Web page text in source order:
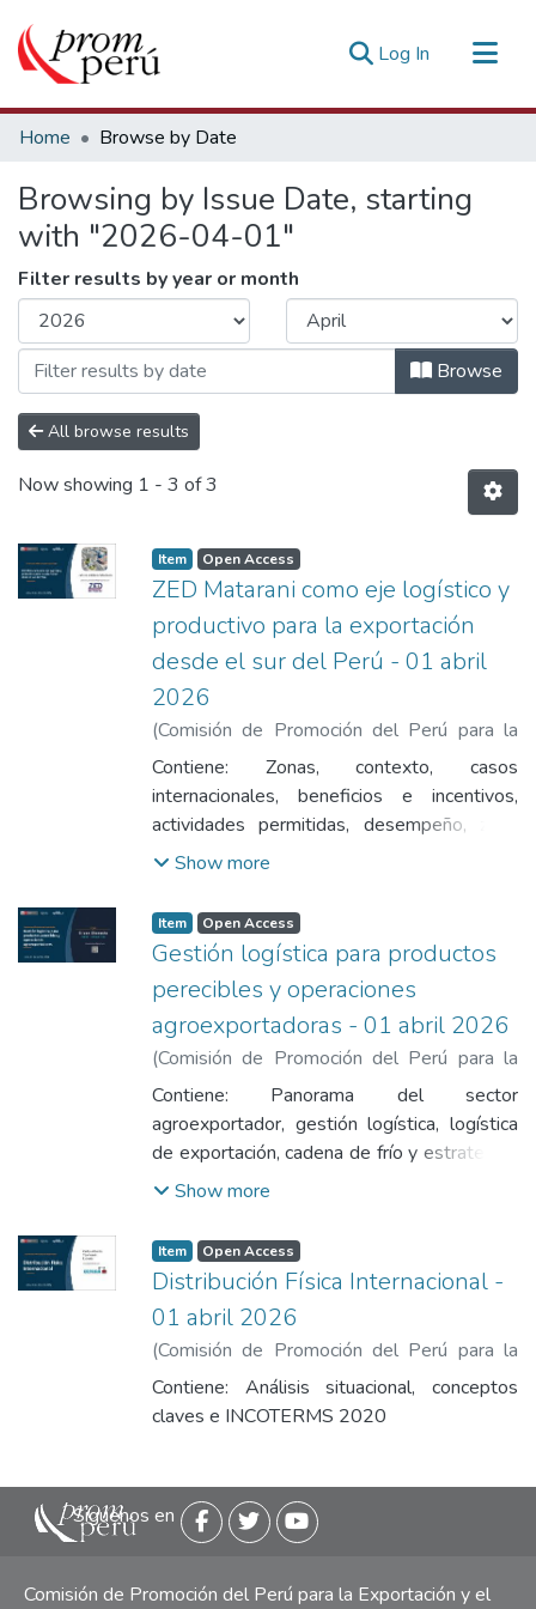
Log In (current)
Communities & Collections
Estadísticas Externas
Home Browse by Date
Browsing by Issue Date, starting
with "2026-04-01"
Filter results by year or month
Browse
All browse results
Now showing 1 - 3 of 3
Item Open Access
ZED Matarani como eje logístico y
productivo para la exportación
desde el sur del Perú - 01 abril
2026
(Comisión de Promoción del Perú para la
Exportación y el Turismo,2026-04-01)
Valdivia Machuca, Julissa
Contiene: Zonas, contexto, casos
internacionales, beneficios e incentivos,
actividades permitidas, desempeño, zona
especial, conectividad portuaria y
Show more
Item Open Access
Gestión logística para productos
perecibles y operaciones
agroexportadoras - 01 abril 2026
(Comisión de Promoción del Perú para la
Exportación y el Turismo
,2026-04-01)
Chavesta, Eileen
Contiene: Panorama del sector
agroexportador, gestión logística, logística
de exportación, cadena de frío y estrategias
y retos.
Show more
Item Open Access
Distribución Física Internacional -
01 abril 2026
(Comisión de Promoción del Perú para la
Exportación y el Turismo,2026-04-01)
Ypanaqué Estrada, Carlos Alberto
Contiene: Análisis situacional, conceptos
claves e INCOTERMS 2020
Siguenos en
Comisión de Promoción del Perú para la Exportación y el